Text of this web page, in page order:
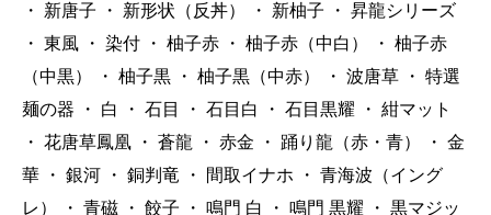
・
新唐子 ・ 新形状（反丼） ・ 新柚子 ・ 昇龍シリーズ
・ 東風 ・ 染付 ・ 柚子赤 ・ 柚子赤（中白） ・ 柚子赤
（中黒）
・ 柚子黒 ・ 柚子黒（中赤） ・ 波唐草 ・ 特選
麺の器
・ 白 ・ 石目 ・ 石目白 ・ 石目黒耀 ・ 紺マット
・ 花唐草鳳凰 ・ 蒼龍 ・ 赤金 ・ 踊り龍（赤・青） ・ 金
華
・ 銀河 ・ 銅判竜 ・ 間取イナホ ・ 青海波（イング
レ）
・ 青磁 ・ 餃子 ・ 鳴門 白 ・ 鳴門 黒耀 ・ 黒マジッ